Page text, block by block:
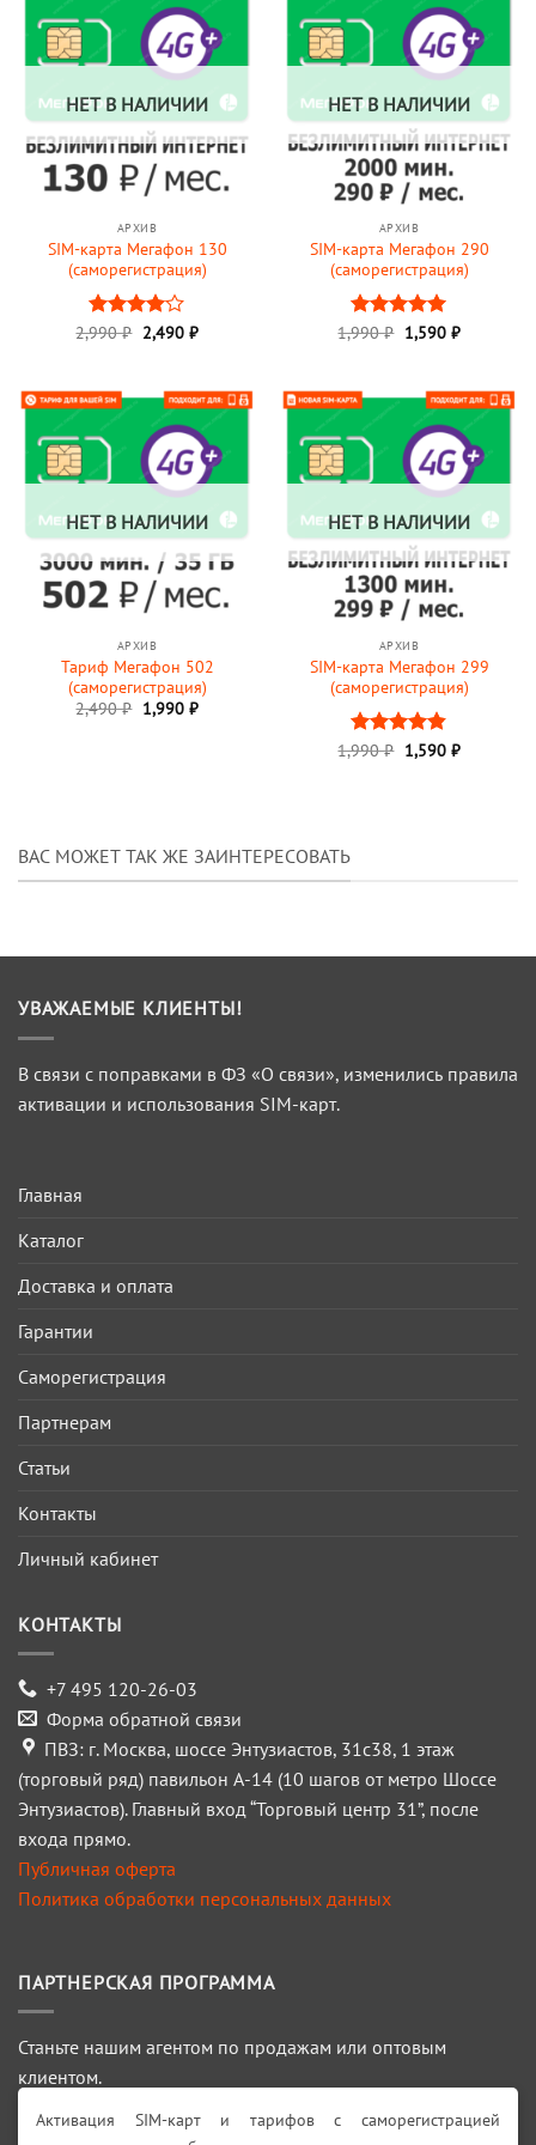
НЕТ В НАЛИЧИИ
АРХИВ
SIM-карта Мегафон 130
(саморегистрация)
Оценка
2,990₽ Первоначальная
цена
2,490 ₽Текущая
НЕТ В НАЛИЧИИ
АРХИВ
SIM-карта Мегафон 290
(саморегистрация)
Оценка5
1,990₽ Первоначальная
цена
1,590 ₽Текущая
НЕТ В НАЛИЧИИ
АРХИВ
Тариф Мегафон 502
(саморегистрация)
2,490₽ Первоначальная
цена
1,990 ₽Текущая
НЕТ В НАЛИЧИИ
АРХИВ
SIM-карта Мегафон 299
(саморегистрация)
Оценка
1,990₽ Первоначальная
цена
1,590 ₽Текущая
ВАС МОЖЕТ ТАК ЖЕ ЗАИНТЕРЕСОВАТЬ
УВАЖАЕМЫЕ КЛИЕНТЫ!
В связи с поправками в ФЗ «О связи», изменились правила
активации и использования SIM-карт.
Главная
Каталог
Доставка и оплата
Гарантии
Саморегистрация
Партнерам
Статьи
Контакты
Личный кабинет
КОНТАКТЫ
+7 495 120-26-03
Форма обратной связи
ПВЗ: г. Москва, шоссе Энтузиастов, 31с38, 1 этаж
(торговый ряд) павильон А-14 (10 шагов от метро Шоссе
Энтузиастов). Главный вход “Торговый центр 31”, после
входа прямо.
Публичная оферта
Политика обработки персональных данных
ПАРТНЕРСКАЯ ПРОГРАММА
Станьте нашим агентом по продажам или оптовым
клиентом.
ПОДРОБНЕЕ >>>
Активация SIM-карт и тарифов с саморегистрацией